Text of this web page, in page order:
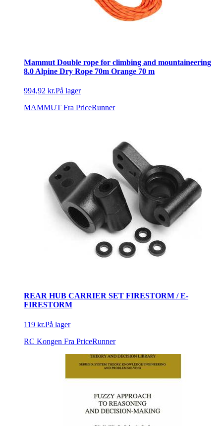
Mammut Double rope for climbing and mountaineering
8.0 Alpine Dry Rope 70m Orange 70 m
994,92 kr.På lager
MAMMUT Fra PriceRunner
REAR HUB CARRIER SET FIRESTORM / E-
FIRESTORM
119 kr.På lager
RC Kongen Fra PriceRunner